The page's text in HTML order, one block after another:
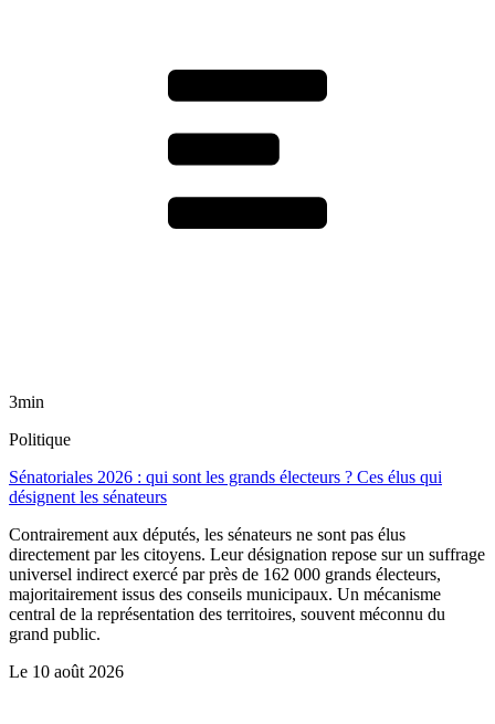
3min
Politique
Sénatoriales 2026 : qui sont les grands électeurs ? Ces élus qui
désignent les sénateurs
Contrairement aux députés, les sénateurs ne sont pas élus
directement par les citoyens. Leur désignation repose sur un suffrage
universel indirect exercé par près de 162 000 grands électeurs,
majoritairement issus des conseils municipaux. Un mécanisme
central de la représentation des territoires, souvent méconnu du
grand public.
Le 10 août 2026